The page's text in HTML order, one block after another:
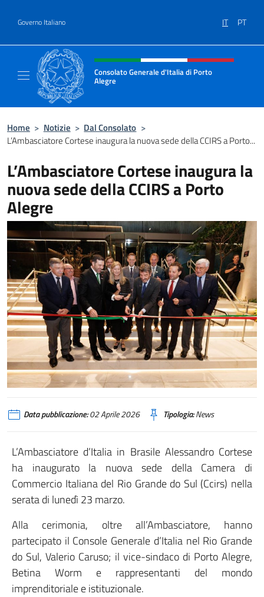
Governo Italiano IT PT
Intestazione sito, social e menù
Consolato Generale d'Italia di Porto
Alegre
Home > Notizie > Dal Consolato >
L’Ambasciatore Cortese inaugura la nuova sede della CCIRS a Porto...
L’Ambasciatore Cortese inaugura la
nuova sede della CCIRS a Porto
Alegre
Data pubblicazione:02 Aprile 2026 Tipologia:News
L’Ambasciatore d’Italia in Brasile Alessandro Cortese
ha inaugurato la nuova sede della Camera di
Commercio Italiana del Rio Grande do Sul (Ccirs) nella
serata di lunedì 23 marzo.
Alla cerimonia, oltre all’Ambasciatore, hanno
partecipato il Console Generale d’Italia nel Rio Grande
do Sul, Valerio Caruso; il vice-sindaco di Porto Alegre,
Betina Worm e rappresentanti del mondo
imprenditoriale e istituzionale.